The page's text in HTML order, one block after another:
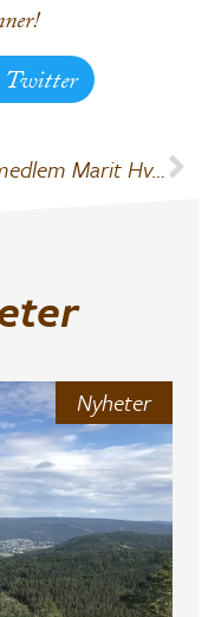
Twitter
Æresmedlem Marit Hval Olsen 80 år.
Nyheter